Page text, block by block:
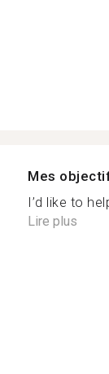
Mes
I’d like to
Lire plus